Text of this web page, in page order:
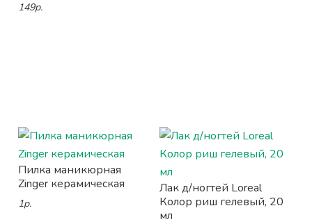
149р.
Пилка маникюрная
Zinger керамическая
1р.
Лак д/ногтей Loreal
Колор риш гелевый, 20
мл